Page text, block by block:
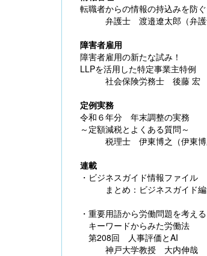
転職者からの情報の持込みを防
弁護士 渡邉遼太郎（弁護士
障害者雇用
障害者雇用の新たな試み！
LLPを活用した特定事業主特例
社会保険労務士 後藤 宏
定例実務
令和６年分 年末調整の実務
～定額減税とよくある質問～
税理士 伊東博之（伊東博之
連載
・ビジネスガイド情報ファイル
まとめ：ビジネスガイド編
・重要用語から労働問題を考える
キーワードからみた労働法
第208回 人事評価とAI
神戸大学教授 大内伸哉